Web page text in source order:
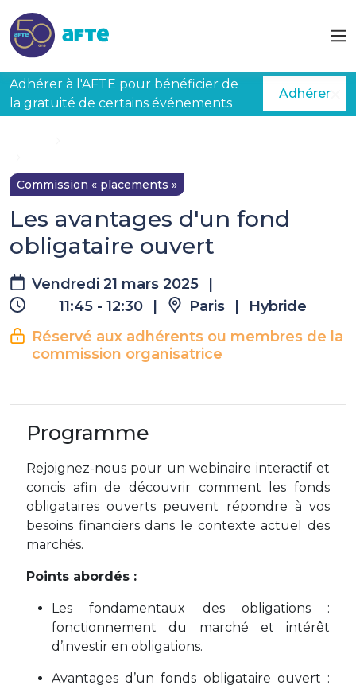
Adhérer à l'AFTE pour bénéficier de
la gratuité de certains événements
Adhérer
Commission « placements »
Les avantages d'un fond
obligataire ouvert
Vendredi 21 mars 2025
11:45 - 12:30
Paris
Hybride
Réservé aux adhérents ou membres de la
commission organisatrice
Programme
Rejoignez-nous pour un webinaire interactif et
concis afin de découvrir comment les fonds
obligataires ouverts peuvent répondre à vos
besoins financiers dans le contexte actuel des
marchés.
Points abordés :
Les fondamentaux des obligations :
fonctionnement du marché et intérêt
d’investir en obligations.
Avantages d’un fonds obligataire ouvert :